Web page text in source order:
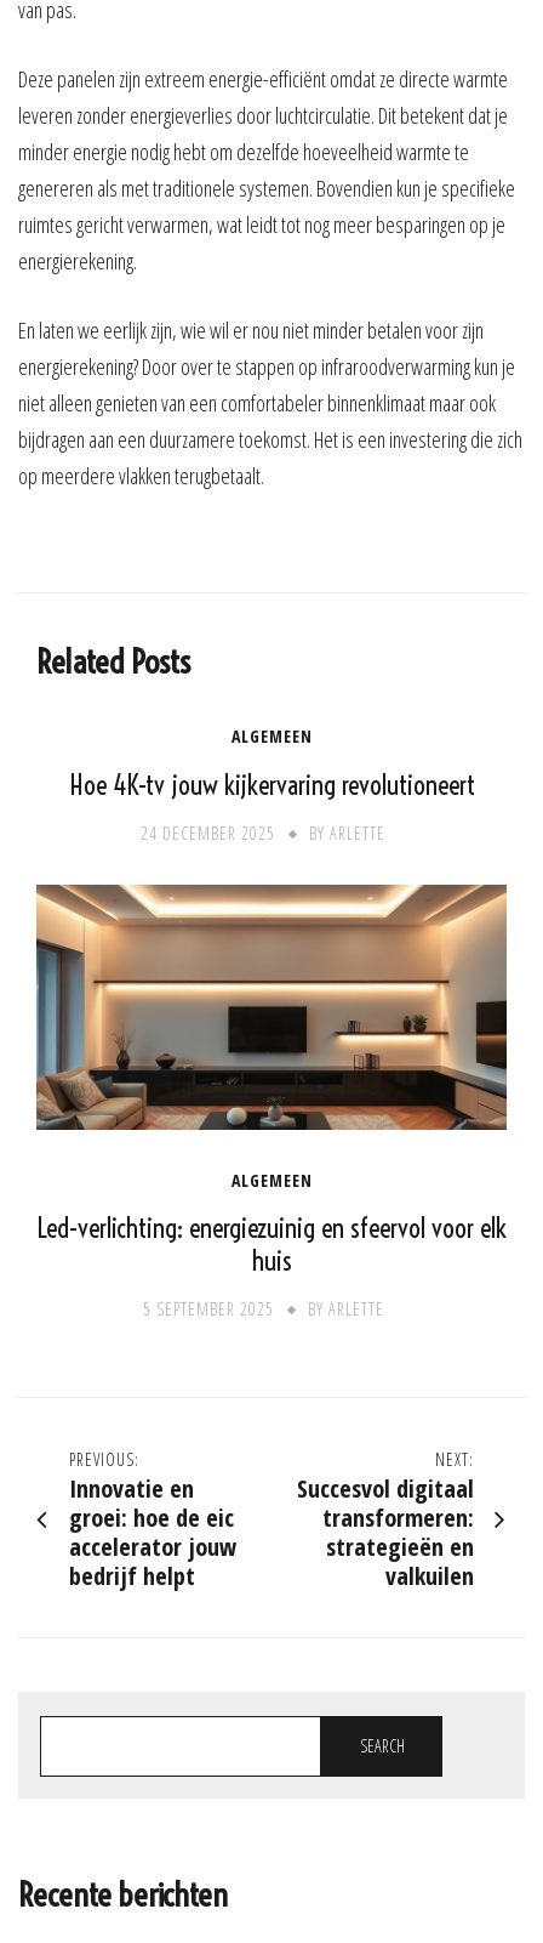
van pas.
Deze panelen zijn extreem energie-efficiënt omdat ze directe warmte
leveren zonder energieverlies door luchtcirculatie. Dit betekent dat je
minder energie nodig hebt om dezelfde hoeveelheid warmte te
genereren als met traditionele systemen. Bovendien kun je specifieke
ruimtes gericht verwarmen, wat leidt tot nog meer besparingen op je
energierekening.
En laten we eerlijk zijn, wie wil er nou niet minder betalen voor zijn
energierekening? Door over te stappen op infraroodverwarming kun je
niet alleen genieten van een comfortabeler binnenklimaat maar ook
bijdragen aan een duurzamere toekomst. Het is een investering die zich
op meerdere vlakken terugbetaalt.
Related Posts
ALGEMEEN
Hoe 4K-tv jouw kijkervaring revolutioneert
24 DECEMBER 2025 BY ARLETTE
ALGEMEEN
Led-verlichting: energiezuinig en sfeervol voor elk
huis
5 SEPTEMBER 2025 BY ARLETTE
Post
navigation
PREVIOUS:
Innovatie en
groei: hoe de eic
accelerator jouw
bedrijf helpt
NEXT:
Succesvol digitaal
transformeren:
strategieën en
valkuilen
SEARCH
Recente berichten